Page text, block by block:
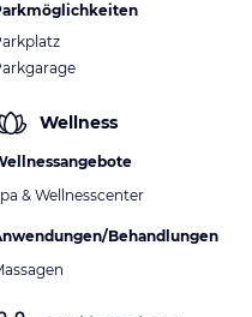
Wellness
& Wellnesscenter
Behandlungen